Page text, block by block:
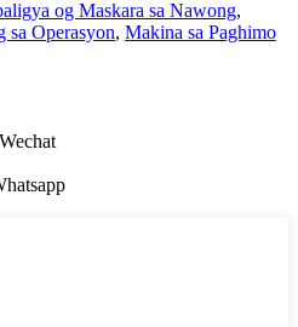
og Maskara sa Nawong,
sa Operasyon, Makina sa Paghimo
Wechat